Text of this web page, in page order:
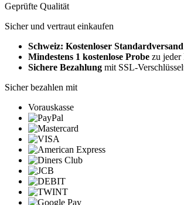
Geprüfte Qualität
Sicher und vertraut einkaufen
Schweiz: Kostenloser Standardversand
Mindestens 1 kostenlose Probe zu jeder
Sichere Bezahlung mit SSL-
Sicher bezahlen mit
Vorauskasse